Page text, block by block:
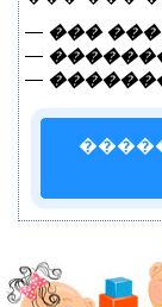
— ���
—
—